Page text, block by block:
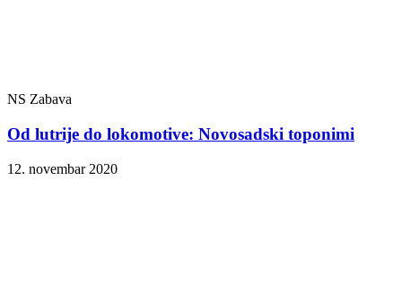
NS Zabava
Od lutrije do lokomotive: Novosadski toponimi
12. novembar 2020